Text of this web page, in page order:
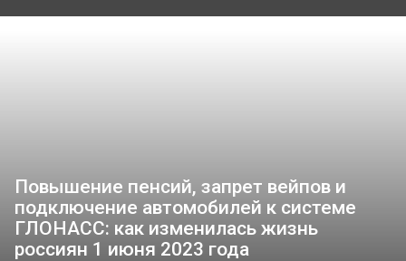
Повышение пенсий, запрет вейпов и
подключение автомобилей к системе
ГЛОНАСС: как изменилась жизнь
россиян 1 июня 2023 года